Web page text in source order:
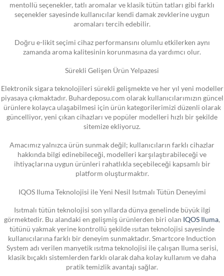
mentollü seçenekler, tatlı aromalar ve klasik tütün tatları gibi farklı
seçenekler sayesinde kullanıcılar kendi damak zevklerine uygun
aromaları tercih edebilir.
Doğru e-likit seçimi cihaz performansını olumlu etkilerken aynı
zamanda aroma kalitesinin korunmasına da yardımcı olur.
Sürekli Gelişen Ürün Yelpazesi
Elektronik sigara teknolojileri sürekli gelişmekte ve her yıl yeni modeller
piyasaya çıkmaktadır. Buhardeposu.com olarak kullanıcılarımızın güncel
ürünlere kolayca ulaşabilmesi için ürün kategorilerimizi düzenli olarak
güncelliyor, yeni çıkan cihazları ve popüler modelleri hızlı bir şekilde
sitemize ekliyoruz.
Amacımız yalnızca ürün sunmak değil; kullanıcıların farklı cihazlar
hakkında bilgi edinebileceği, modelleri karşılaştırabileceği ve
ihtiyaçlarına uygun ürünleri rahatlıkla seçebileceği kapsamlı bir
platform oluşturmaktır.
IQOS Iluma Teknolojisi ile Yeni Nesil Isıtmalı Tütün Deneyimi
Isıtmalı tütün teknolojisi son yıllarda dünya genelinde büyük ilgi
görmektedir. Bu alandaki en gelişmiş ürünlerden biri olan IQOS Iluma,
tütünü yakmak yerine kontrollü şekilde ısıtan teknolojisi sayesinde
kullanıcılarına farklı bir deneyim sunmaktadır. Smartcore Induction
System adı verilen manyetik ısıtma teknolojisi ile çalışan Iluma serisi,
klasik bıçaklı sistemlerden farklı olarak daha kolay kullanım ve daha
pratik temizlik avantajı sağlar.